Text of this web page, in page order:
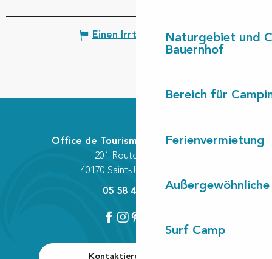
Naturgebiet und
Bauernhof
Bereich für
Ferienvermietung
Surf Camp
Einen Irrtum angeben
Kontaktieren Sie uns
Office de Tourisme Communautaire
201 Route des Lacs
40170 Saint-Julien-en-Born
05 58 42 89 80